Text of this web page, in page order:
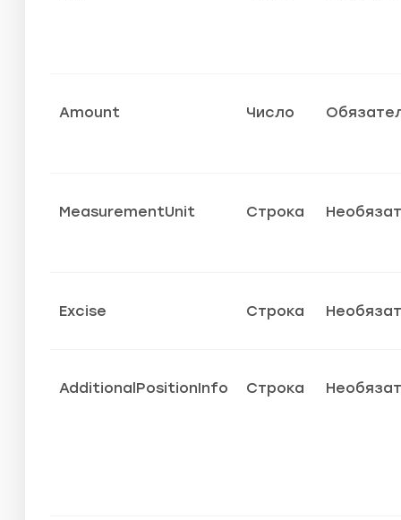
Amount Число
MeasurementUnit Строка
Excise Строка
AdditionalPositionInfo Строка